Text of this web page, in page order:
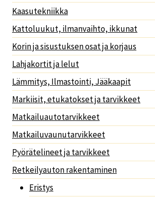
Kaasutekniikka
Kattoluukut, ilmanvaihto, ikkunat
Korin ja sisustuksen osat ja korjaus
Lahjakortit ja lelut
Lämmitys, Ilmastointi, Jääkaapit
Markiisit, etukatokset ja tarvikkeet
Matkailuautotarvikkeet
Matkailuvaunutarvikkeet
Pyörätelineet ja tarvikkeet
Retkeilyauton rakentaminen
Eristys